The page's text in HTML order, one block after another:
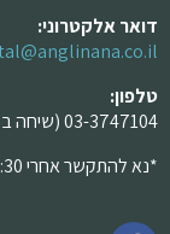
דואר אלקטרוני:
טלפון:
03-3747104 (שיחה בעלות מקומית).
*נא להתקשר אחרי 10:30 בבוקר (זמן ישראל).